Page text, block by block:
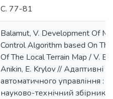
С. 77-81
Balamut, V. Development Of
Control Algorithm based On
Of The Local Terrain Map / V.
Anikin, E. Krуlov // Адаптивні
автоматичного управління :
науково-технічний